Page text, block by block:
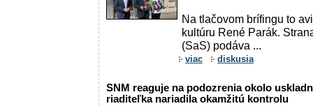
Na tlačovom brífingu to
kultúru René Parák.
(SaS) podáva ...
viac diskusia
SNM reaguje na podozrenia okolo
riaditeľka nariadila okamžitú kontrolu